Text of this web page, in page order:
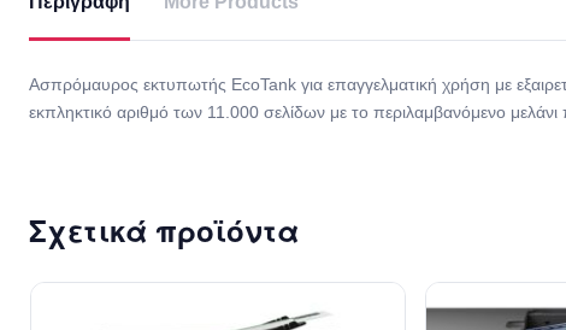
Ασπρόμαυρος εκτυπωτής EcoTank για επαγγελματική χρήση με
εκπληκτικό αριθμό των 11.000 σελίδων με το περιλαμβανόμενο μελάνι
Σχετικά προϊόντα